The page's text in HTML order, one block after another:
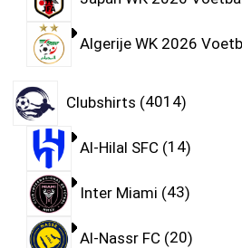
Algerije WK 2026
Clubshirts 4014
Al-Hilal SFC 14
Inter Miami 43
Al-Nassr FC 20